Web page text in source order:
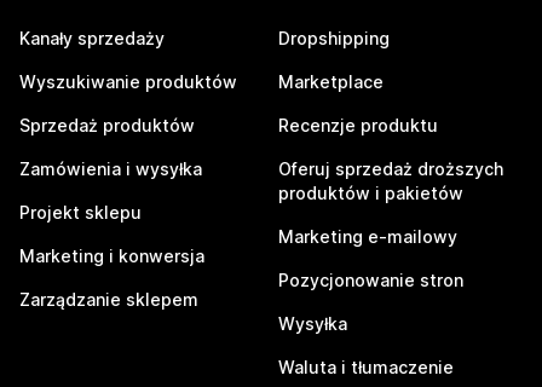
Kanały sprzedaży
Wyszukiwanie produktów
Sprzedaż produktów
Zamówienia i wysyłka
Projekt sklepu
Marketing i konwersja
Zarządzanie sklepem
Dropshipping
Marketplace
Recenzje produktu
Oferuj sprzedaż droższych
produktów i pakietów
Marketing e-mailowy
Pozycjonowanie stron
Wysyłka
Waluta i tłumaczenie